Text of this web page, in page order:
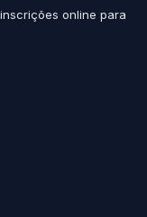
online para